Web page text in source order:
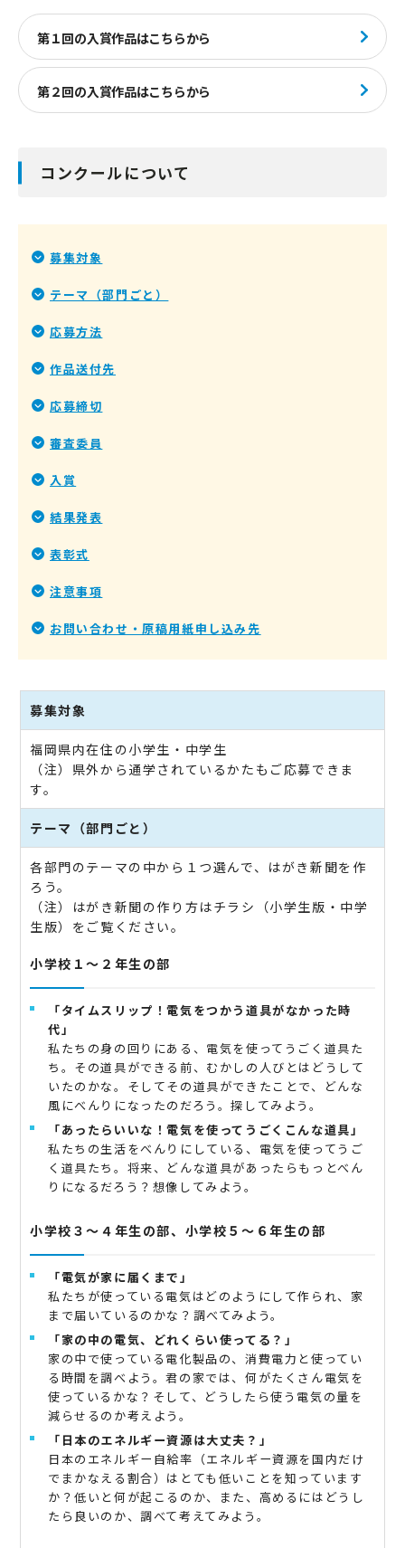
第１回の入賞作品はこちらから
第２回の入賞作品はこちらから
コンクールについて
募集対象
テーマ（部門ごと）
応募方法
作品送付先
応募締切
審査委員
入賞
結果発表
表彰式
注意事項
お問い合わせ・原稿用紙申し込み先
募集対象
福岡県内在住の小学生・中学生
（注）県外から通学されているかたもご応募できま
す。
テーマ（部門ごと）
各部門のテーマの中から１つ選んで、はがき新聞を作
ろう。
（注）はがき新聞の作り方はチラシ（小学生版・中学
生版）をご覧ください。
小学校１～２年生の部
「タイムスリップ！電気をつかう道具がなかった時
代」
私たちの身の回りにある、電気を使ってうごく道具た
ち。その道具ができる前、むかしの人びとはどうして
いたのかな。そしてその道具ができたことで、どんな
風にべんりになったのだろう。探してみよう。
「あったらいいな！電気を使ってうごくこんな道具」
私たちの生活をべんりにしている、電気を使ってうご
く道具たち。将来、どんな道具があったらもっとべん
りになるだろう？想像してみよう。
小学校３～４年生の部、小学校５～６年生の部
「電気が家に届くまで」
私たちが使っている電気はどのようにして作られ、家
まで届いているのかな？調べてみよう。
「家の中の電気、どれくらい使ってる？」
家の中で使っている電化製品の、消費電力と使ってい
る時間を調べよう。君の家では、何がたくさん電気を
使っているかな？そして、どうしたら使う電気の量を
減らせるのか考えよう。
「日本のエネルギー資源は大丈夫？」
日本のエネルギー自給率（エネルギー資源を国内だけ
でまかなえる割合）はとても低いことを知っています
か？低いと何が起こるのか、また、高めるにはどうし
たら良いのか、調べて考えてみよう。